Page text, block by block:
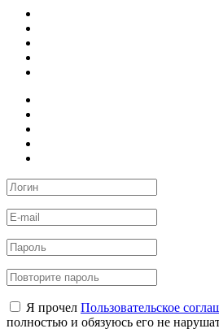
Я прочел Пользовательское
полностью и обязуюсь его не